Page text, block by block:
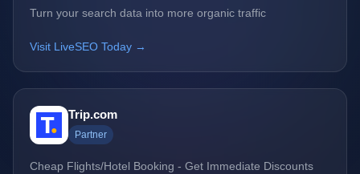
Turn your search data into more organic traffic
Visit LiveSEO Today →
Trip.com
Partner
Cheap Flights/Hotel Booking - Get Immediate Discounts